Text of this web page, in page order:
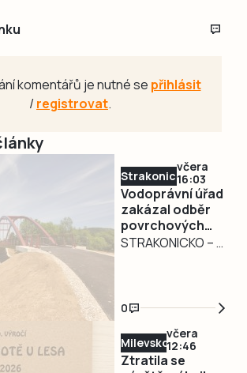
komentářů je nutné se přihlásit
/registrovat.
Strakonicko
včera
16:03
Vodoprávní úřad
zakázal odběr
povrchových
vod na
STRAKONICKO – V
hydrologické
podmínky vydal
Městský úřad
Strakonice
0
Milevsko
včera
12:46
Ztratila se